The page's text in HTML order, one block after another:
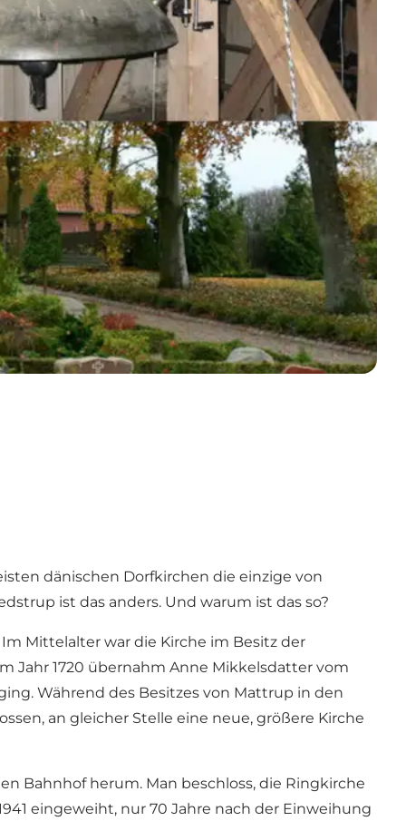
dänischen Dorfkirchen die einzige von
ist das anders. Und warum ist das so?
Mittelalter war die Kirche im Besitz der
Jahr 1720 übernahm Anne Mikkelsdatter vom
Während des Besitzes von Mattrup in den
an gleicher Stelle eine neue, größere Kirche
Bahnhof herum. Man beschloss, die Ringkirche
eingeweiht, nur 70 Jahre nach der Einweihung